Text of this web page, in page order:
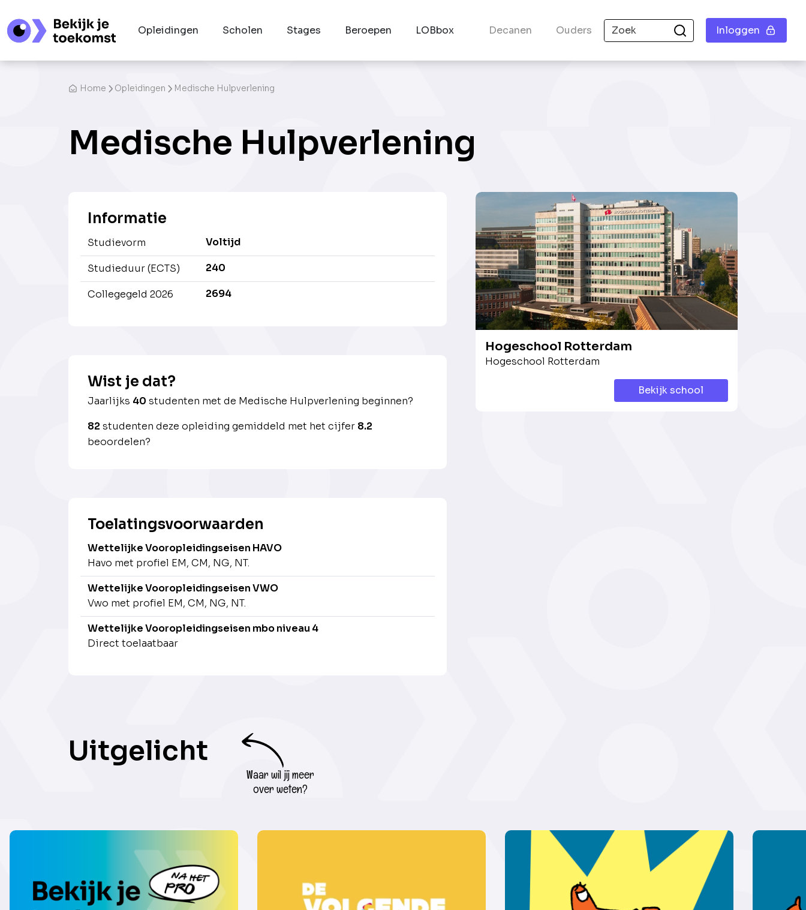
Opleidingen Scholen Stages Beroepen LOBbox Decanen Ouders Inloggen
Home Opleidingen Medische Hulpverlening
Medische Hulpverlening
Informatie
Studievorm Voltijd
Studieduur (ECTS) 240
Collegegeld 2026 2694
Wist je dat?
Jaarlijks 40 studenten met de Medische Hulpverlening beginnen?
82 studenten deze opleiding gemiddeld met het cijfer 8.2
beoordelen?
Toelatingsvoorwaarden
Wettelijke Vooropleidingseisen HAVO
Havo met profiel EM, CM, NG, NT.
Wettelijke Vooropleidingseisen VWO
Vwo met profiel EM, CM, NG, NT.
Wettelijke Vooropleidingseisen mbo niveau 4
Direct toelaatbaar
Hogeschool Rotterdam
Hogeschool Rotterdam
Bekijk school
Uitgelicht
Waar wil jij meer
over weten?